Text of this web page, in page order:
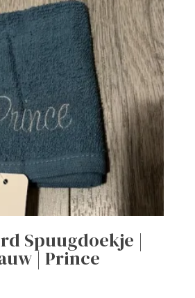
Spuugdoekje |
| Prince